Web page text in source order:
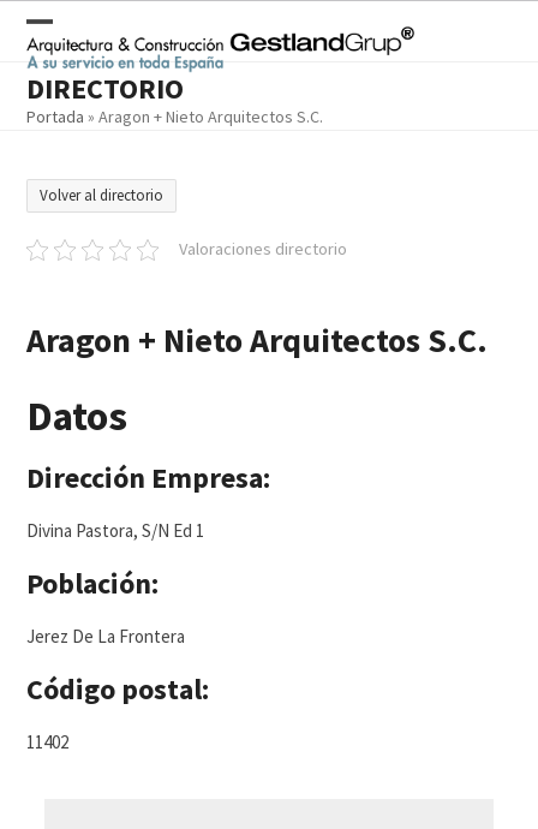
contentOpen
mobile
menu
Close
mobile
menu
DIRECTORIO
Portada »Aragon + Nieto Arquitectos S.C.
Volver al directorio
Valoraciones directorio
Aragon + Nieto Arquitectos S.C.
Datos
Dirección Empresa:
Divina Pastora, S/N Ed 1
Población:
Jerez De La Frontera
Código postal:
11402